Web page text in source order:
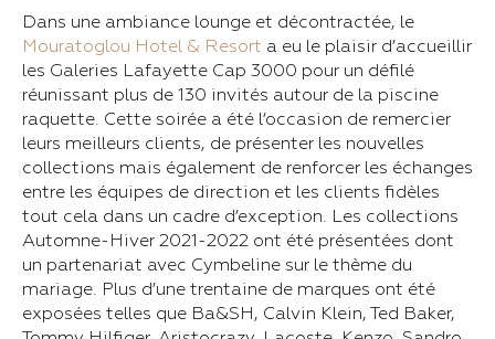
Dans une ambiance lounge et décontractée, le
Mouratoglou Hotel & Resort a eu le plaisir d’accueillir
les Galeries Lafayette Cap 3000 pour un défilé
réunissant plus de 130 invités autour de la piscine
raquette. Cette soirée a été l’occasion de remercier
leurs meilleurs clients, de présenter les nouvelles
collections mais également de renforcer les échanges
entre les équipes de direction et les clients fidèles
tout cela dans un cadre d’exception. Les collections
Automne-Hiver 2021-2022 ont été présentées dont
un partenariat avec Cymbeline sur le thème du
mariage. Plus d’une trentaine de marques ont été
exposées telles que Ba&SH, Calvin Klein, Ted Baker,